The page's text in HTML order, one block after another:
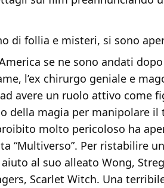
di follia e misteri, si sono
se ne sono andati
l’ex chirurgo geniale e
avere un ruolo attivo come
della magia per manipolare il
molto pericoloso ha
“Multiverso”. Per ristabilire
al suo alleato Wong,
Scarlet Witch. Una